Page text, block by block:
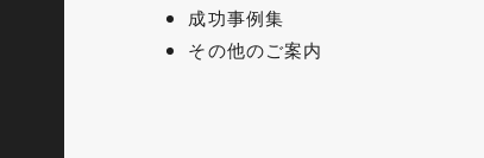
成功事例集
その他のご案内